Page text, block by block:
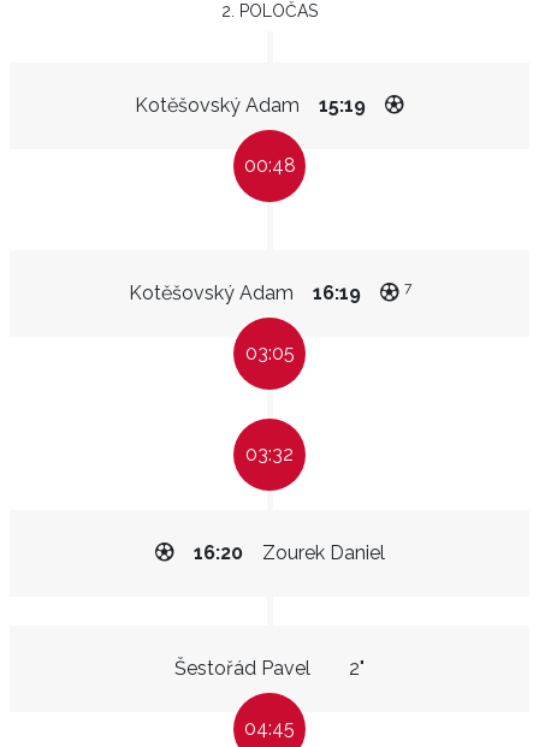
2. POLOČAS
Kotěšovský Adam 15:19
00:48
Kotěšovský Adam 16:19 7
03:05
03:32
Zourek Daniel
16:20
Šestořád Pavel 2"
04:45